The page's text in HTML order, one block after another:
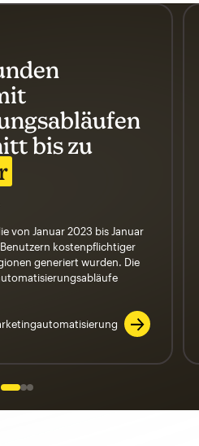
bis zu
von Januar 2023 bis Januar
kostenpflichtiger
generiert wurden. Die
Slide 1 of 3
Go to slide 2 of 3
Go to slide 3 of 3